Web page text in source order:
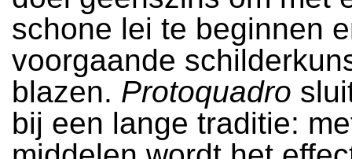
schone lei te beginnen
voorgaande
blazen. Protoquadro
bij een lange traditie: